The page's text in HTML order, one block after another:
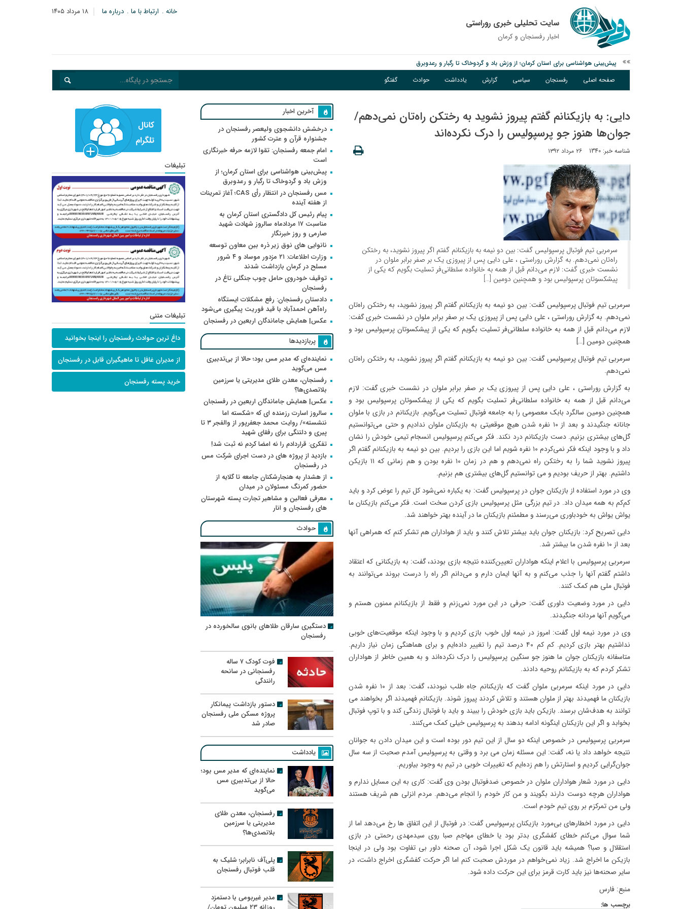
۱۸ مرداد ۱۴۰۵ خانه ارتباط با ما درباره ما
سایت تحلیلی خبری روراستی
اخبار رفسنجان و كرمان
پیش‌بینی هواشناسی برای استان کرمان؛ از وزش باد و گردوخاک تا رگبار و رعدوبرق
درخشش دانشجوی ولیعصر رفسنجان در جشنواره قرآن و عترت کشور
امام جمعه رفسنجان: تقوا لازمه حرفه خبرنگاری است
صفحه اصلی رفسنجان سیاسی گزارش یادداشت حوادث گفتگو
دایی: به بازیکنانم گفتم پیروز نشوید به رختکن راه‌تان نمی‌دهم/
جوان‌ها هنوز جو پرسپولیس را درک نکرد‌ه‌اند
شناسه خبر: 1340 ۲۶ مرداد ۱۳۹۲
سرمربی تیم فوتبال پرسپولیس گفت: بین دو نیمه به بازیکنانم گفتم اگر پیروز نشوید، به رختکن
راه‌تان نمی‌دهم. به گزارش روراستی ، علی دایی پس از پیروزی یک بر صفر برابر ملوان در
نشست خبری گفت: لازم می‌دانم قبل از همه به خانواده سلطانی‌فر تسلیت بگویم که یکی از
پیشکسوتان پرسپولیس بود و همچنین دومین […]
سرمربی تیم فوتبال پرسپولیس گفت: بین دو نیمه به بازیکنانم گفتم اگر پیروز نشوید، به رختکن راه‌تان
نمی‌دهم. به گزارش روراستی ، علی دایی پس از پیروزی یک بر صفر برابر ملوان در نشست خبری گفت:
لازم می‌دانم قبل از همه به خانواده سلطانی‌فر تسلیت بگویم که یکی از پیشکسوتان پرسپولیس بود و
همچنین دومین […]
سرمربی تیم فوتبال پرسپولیس گفت: بین دو نیمه به بازیکنانم گفتم اگر پیروز نشوید، به رختکن راه‌تان
نمی‌دهم.
به گزارش روراستی ، علی دایی پس از پیروزی یک بر صفر برابر ملوان در نشست خبری گفت: لازم
می‌دانم قبل از همه به خانواده سلطانی‌فر تسلیت بگویم که یکی از پیشکسوتان پرسپولیس بود و
همچنین دومین سالگرد بابک معصومی را به جامعه فوتبال تسلیت می‌گویم. بازیکنانم در بازی با ملوان
جانانه جنگیدند و بعد از ۱۰ نفره شدن هیچ موقعیتی به بازیکنان ملوان ندادیم و حتی می‌توانستیم
گل‌های بیشتری بزنیم. دست بازیکنانم درد نکند. فکر می‌کنم پرسپولیس انسجام تیمی خودش را نشان
داد و با وجود اینکه فکر نمی‌کردم ۱۰ نفره شویم اما این بازی را بردیم. بین دو نیمه به بازیکنانم گفتم اگر
پیروز نشوید شما را به رختکن راه نمی‌دهم و هم در زمان ۱۰ نفره بودن و هم زمانی که ۱۱ بازیکن
داشتیم. بهتر از حریف بودیم و می توانستیم گل‌های بیشتری هم بزنیم.
وی در مورد استفاده از بازیکنان جوان در پرسپولیس گفت: به یکباره نمی‌شود کل تیم را عوض کرد و باید
کم‌کم به همه میدان داد. در تیم بزرگی مثل پرسپولیس بازی کردن سخت است. فکر می‌کنم بازیکنان ما
یواش یواش به خودباوری می‌رسند و مطمئنم بازیکنان ما در آینده بهتر خواهند شد.
دایی تصریح کرد: بازیکنان جوان باید بیشتر تلاش کنند و باید از هواداران هم تشکر کنم که همراهی آنها
بعد از ۱۰ نفره شدن ما بیشتر شد.
سرمربی پرسپولیس با اعلام اینکه هواداران تعیین‌کننده نتیجه بازی بودند، گفت: به بازیکنانی که اعتقاد
داشتم گفتم آنها را جذب می‌کنم و به آنها ایمان دارم و می‌دانم اگر راه را درست بروند می‌توانند به
فوتبال ملی هم کمک کنند.
دایی در مورد وضعیت داوری گفت: حرفی در این مورد نمی‌زنم و فقط از بازیکنانم ممنون هستم و
می‌گویم آنها مردانه جنگیدند.
وی در مورد نیمه اول گفت: امروز در نیمه اول خوب بازی کردیم و با وجود اینکه موقعیت‌های خوبی
نداشتیم بهتر بازی کردیم. کم کم ۴۰ درصد تیم را تغییر داده‌ایم و برای هماهنگی زمان نیاز داریم.
متاسفانه بازیکنان جوان ما هنوز جو سنگین پرسپولیس را درک نکرده‌اند و به همین خاطر از هواداران
تشکر کردم که به بازیکنانم روحیه دادند.
دایی در مورد اینکه سرمربی ملوان گفت که بازیکنانم جاه طلب نبودند، گفت: بعد از ۱۰ نفره شدن
بازیکنان ما فهمیدند بهتر از ملوان هستند و تلاش کردند پیروز شوند. بازیکنانم فهمیدند اگر بخواهند می
توانند به هدف‌شان برسند. بازیکن باید بازی خودش را ببیند و باید با فوتبال زندگی کند و با توپ فوتبال
بخوابد و اگر این بازیکنان اینگونه ادامه بدهند به پرسپولیس خیلی کمک می‌کنند.
سرمربی پرسپولیس در خصوص اینکه دو سال از این تیم دور بوده است و این میدان دادن به جوانان
نتیجه خواهد داد یا نه، گفت: این مسئله زمان می برد و وقتی به پرسپولیس آمدم صحبت از سه سال
جوان‌گرایی کردیم و استارتش را هم زده‌ایم که تغییرات خوبی در تیم به وجود بیاوریم.
دایی در مورد شعار هواداران ملوان در خصوص ضدفوتبال بودن وی گفت: کاری به این مسایل ندارم و
هواداران هرچه دوست دارند بگویند و من کار خودم را انجام می‌دهم. مردم انزلی هم شریف هستند
ولی من تمرکزم بر روی تیم خودم است.
دایی در مورد اخطارهای بی‌مورد بازیکنان پرسپولیس گفت: در فوتبال از این اتفاق ها رخ می‌دهد اما از
شما سوال می‌کنم خطای کفشگری بدتر بود یا خطای مهاجم صبا روی سیدمهدی رحمتی در بازی
استقلال و صبا؟ همیشه باید قانون یک شکل اجرا شود، آن صحنه داور بی تفاوت بود ولی در اینجا
بازیکن ما اخراج شد. زیاد نمی‌خواهم در موردش صحبت کنم اما اگر حرکت کفشگری اخراج داشت، در
سایر صحنه‌ها نیز باید کارت قرمز برای این حرکت داده شود.
منبع: فارس
برچسب ها:
آخرین اخبار
درخشش دانشجوی ولیعصر رفسنجان در
جشنواره قرآن و عترت کشور
امام جمعه رفسنجان: تقوا لازمه حرفه خبرنگاری
است
پیش‌بینی هواشناسی برای استان کرمان؛ از
وزش باد و گردوخاک تا رگبار و رعدوبرق
مس رفسنجان در انتظار رأی CAS؛ آغاز تمرینات
از هفته آینده
پیام رئیس کل دادگستری استان کرمان به
مناسبت ۱۷ مردادماه سالروز شهادت شهید
صارمی و روز خبرنگار
نانوایی های نوق زیر ذره بین معاون توسعه
وزارت اطلاعات: ۲۱ مزدور موساد و ۴ شرور
مسلح در کرمان بازداشت شدند
توقیف خودروی حامل چوب جنگلی تاغ در
رفسنجان
دادستان رفسنجان: رفع مشکلات ایستگاه
راه‌آهن احمدآباد با قید فوریت پیگیری می‌شود
عکس| همایش جاماندگان اربعین در رفسنجان
پربازدیدها
نماینده‌ای که مدیر مس بود؛ حالا از بی‌تدبیری
مس می‌گوید
رفسنجان، معدن طلای مدیریتی یا سرزمین
بلاتصدی‌ها؟
عکس| همایش جاماندگان اربعین در رفسنجان
سالروز اسارت رزمنده ای که «شکسته اما
ننشسته»/ روایت محمد جعفرپور از والفجر ۳ تا
پیری و دلتنگی برای رفقای شهید
تفکری: قراردادم را نه امضا کردم نه ثبت شد!
بازدید از پروژه های در دست اجرای شرکت مس
در رفسنجان
از هشدار به هنجارشکنان جامعه تا گلایه از
حضور کمرنگ مسئولان در میدان
معرفی فعالین و مشاهیر تجارت پسته شهرستان
های رفسنجان و انار
حوادث
دستگیری سارقان طلاهای بانوی سالخورده در
رفسنجان
فوت کودک ۷ ساله
رفسنجانی در سانحه
رانندگی
دستور بازداشت پیمانکار
پروژه مسکن ملی رفسنجان
صادر شد
یادداشت
نماینده‌ای که مدیر مس بود؛
حالا از بی‌تدبیری مس
می‌گوید
رفسنجان، معدن طلای
مدیریتی یا سرزمین
بلاتصدی‌ها؟
پلی‌آف نابرابر؛ شلیک به
قلب فوتبال رفسنجان
مدیر غیربومی با دستمزد
تبلیغات
تبلیغات متنی
داغ ترین حوادث رفسنجان را اینجا بخوانید
از مدیران غافل تا ماهیگیران قابل در رفسنجان
خرید پسته رفسنجان